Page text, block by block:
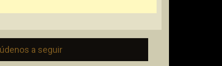
a seguir